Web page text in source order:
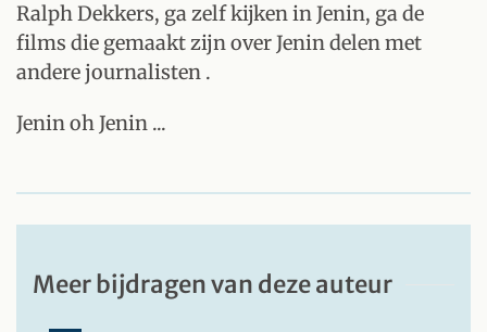
Ralph Dekkers, ga zelf kijken in Jenin, ga de
films die gemaakt zijn over Jenin delen met
andere journalisten .
Jenin oh Jenin ...
Meer bijdragen van deze auteur